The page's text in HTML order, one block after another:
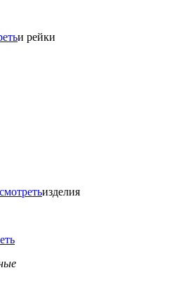
и рейки
изделия